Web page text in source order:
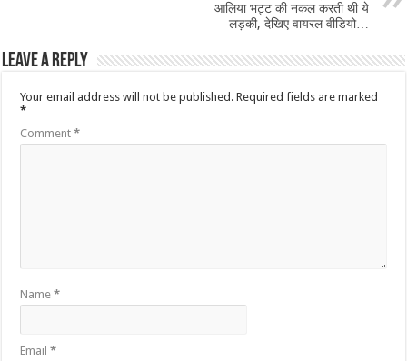
आलिया भट्ट की नकल करती थी ये
लड़की, देखिए वायरल वीडियो…
Leave a Reply
Your email address will not be published. Required fields are marked
*
Comment*
Name*
Email*